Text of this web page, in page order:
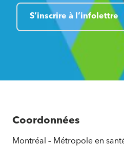
S’inscrire à l’infolettre
Coordonnées
Montréal – Métropole en